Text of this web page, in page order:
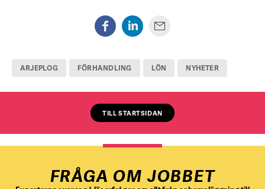
ARJEPLOG FÖRHANDLING LÖN NYHETER
TILL STARTSIDAN
FRÅGA OM JOBBET